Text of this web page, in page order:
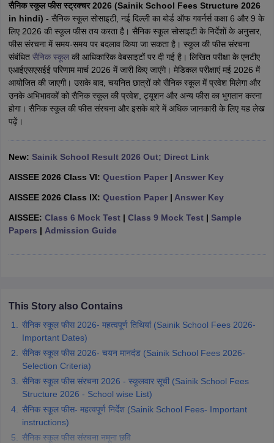
Time Table 2026
12th Supplementary Result 2026
TN 11th Arrear Result 2026
Marksheet 2026
CBSE Second Board Result 2026 Roll Number
HS Result 2026
CBSE Class 12 Result Link 2026
Punjab
CBSE 10th Science Question Paper 2026 Second Exam
CBSE 10th
Question Paper 2026
TS Inter Supplementary Question
SSLC
Karnataka SSLC UK Board 10th Goa Board SSC PSEB 10th
Exam
MP Board 12thUK Board 12thGoa Board HSSC PSEB 12th
Public School Admissions
Navyug School Admission
MGGS School
Schools in Jaipur
Schools in PunjabSchools in Bihar
Medium Schools in IndiaGujarati Medium Schools in India
HBSE 12th SyllabusHPBOSE 12th SyllabusNBSE HSSLC
Class 12 Question Papers
HBSE 12th Question Papers
GSEB SSC Question Papers Goa Board SSC Question Paper
10th SyllabusJAC 10th Syllabus Odisha 10th Syllabus Kerala
for Class 10Syllabus for Class 11
Knowledge OlympiadHBCSE Mathematical OlympiadView All
सैनिक स्कूल फीस स्ट्रक्चर 2026 (Sainik School Fees Structure 2026
in hindi) - सैनिक स्कूल सोसाइटी, नई दिल्ली का बोर्ड ऑफ गवर्नर्स कक्षा 6 और 9 के
लिए 2026 की स्कूल फीस तय करता है। सैनिक स्कूल सोसाइटी के निर्देशों के अनुसार,
फीस संरचना में समय-समय पर बदलाव किया जा सकता है। स्कूल की फीस संरचना
संबंधित सैनिक स्कूलकी आधिकारिक वेबसाइटों पर दी गई है। लिखित परीक्षा के एनटीए
एआईएसएसईई परिणाम मार्च 2026 में जारी किए जाएंगे। मेडिकल परीक्षाएं मई 2026 में
आयोजित की जाएगी। उसके बाद, चयनित छात्रों को सैनिक स्कूल में प्रवेश मिलेगा और
उनके अभिभावकों को सैनिक स्कूल की प्रवेश, ट्यूशन और अन्य फीस का भुगतान करना
होगा। सैनिक स्कूल की फीस संरचना और इसके बारे में अधिक जानकारी के लिए यह लेख
पढ़ें।
New: Sainik School Result 2026 Out; Direct Link
AISSEE 2026 Class VI: Question Paper| Answer Key
AISSEE 2026 Class IX: Question Paper| Answer Key
AISSEE: Class 6 Mock Test| Class 9 Mock Test| Sample
Papers | Admission Guide
This Story also Contains
सैनिक स्कूल फीस 2026- महत्वपूर्ण तिथियां (Sainik School Fees 2026-
Important Dates)
सैनिक स्कूल फीस 2026- चयन मानदंड (Sainik School Fees 2026-
Selection Criteria)
सैनिक स्कूल फीस संरचना 2026 - स्कूलवार सूची (Sainik School Fees
Structure 2026 - School wise List)
सैनिक स्कूल फीस- महत्वपूर्ण निर्देश (Sainik School Fees- Important
instructions)
सैनिक स्कूल फीस संरचना नमूना छवि